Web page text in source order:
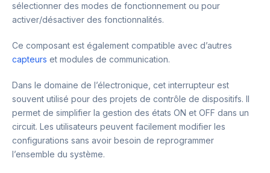
sélectionner des modes de fonctionnement ou pour
activer/désactiver des fonctionnalités.
Ce composant est également compatible avec d’autres
capteurs et modules de communication.
Dans le domaine de l’électronique, cet interrupteur est
souvent utilisé pour des projets de contrôle de dispositifs. Il
permet de simplifier la gestion des états ON et OFF dans un
circuit. Les utilisateurs peuvent facilement modifier les
configurations sans avoir besoin de reprogrammer
l’ensemble du système.